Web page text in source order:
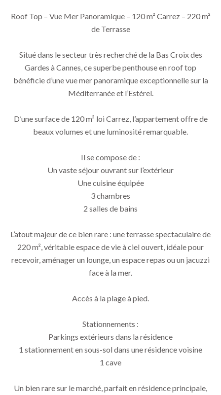
Roof Top – Vue Mer Panoramique – 120 m² Carrez – 220 m²
de Terrasse
Situé dans le secteur très recherché de la Bas Croix des
Gardes à Cannes, ce superbe penthouse en roof top
bénéficie d’une vue mer panoramique exceptionnelle sur la
Méditerranée et l’Estérel.
D’une surface de 120 m² loi Carrez, l’appartement offre de
beaux volumes et une luminosité remarquable.
Il se compose de :
Un vaste séjour ouvrant sur l’extérieur
Une cuisine équipée
3 chambres
2 salles de bains
L’atout majeur de ce bien rare : une terrasse spectaculaire de
220 m², véritable espace de vie à ciel ouvert, idéale pour
recevoir, aménager un lounge, un espace repas ou un jacuzzi
face à la mer.
Accès à la plage à pied.
Stationnements :
Parkings extérieurs dans la résidence
1 stationnement en sous-sol dans une résidence voisine
1 cave
Un bien rare sur le marché, parfait en résidence principale,